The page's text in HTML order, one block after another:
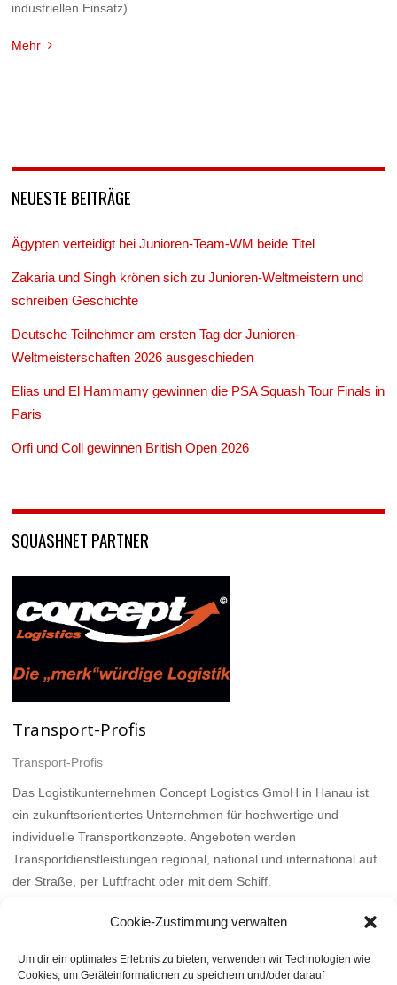
Cookie-Zustimmung verwalten
Um dir ein optimales Erlebnis zu bieten, verwenden wir Technologien wie
Cookies, um Geräteinformationen zu speichern und/oder darauf
industriellen Einsatz).
Mehr
NEUESTE BEITRÄGE
Ägypten verteidigt bei Junioren-Team-WM beide Titel
Zakaria und Singh krönen sich zu Junioren-Weltmeistern und
schreiben Geschichte
Deutsche Teilnehmer am ersten Tag der Junioren-
Weltmeisterschaften 2026 ausgeschieden
Elias und El Hammamy gewinnen die PSA Squash Tour Finals in
Paris
Orfi und Coll gewinnen British Open 2026
SQUASHNET PARTNER
Transport-Profis
Transport-Profis
Das Logistikunternehmen Concept Logistics GmbH in Hanau ist
ein zukunftsorientiertes Unternehmen für hochwertige und
individuelle Transportkonzepte. Angeboten werden
Transportdienstleistungen regional, national und international auf
der Straße, per Luftfracht oder mit dem Schiff.